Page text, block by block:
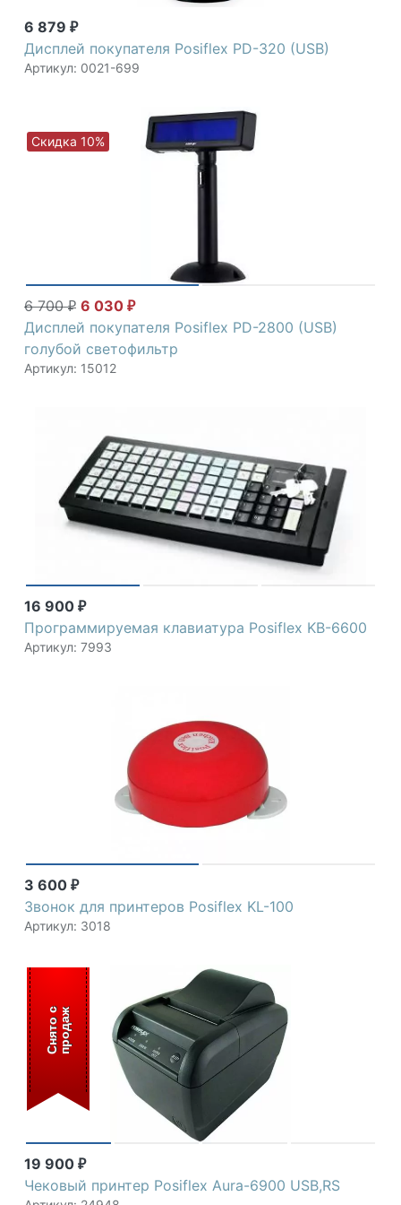
6 879 ₽
Дисплей покупателя Posiflex PD-320 (USB)
Артикул: 0021-699
6 700₽ 6 030 ₽
Дисплей покупателя Posiflex PD-2800 (USB)
голубой светофильтр
Артикул: 15012
Скидка 10%
16 900 ₽
Программируемая клавиатура Posiflex KB-6600
Артикул: 7993
3 600 ₽
Звонок для принтеров Posiflex KL-100
Артикул: 3018
19 900 ₽
Чековый принтер Posiflex Aura-6900 USB,RS
С
н
я
т
о
с
п
р
о
д
аж